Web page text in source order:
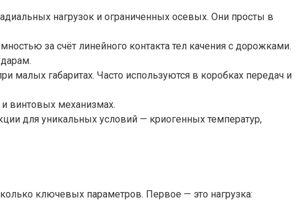
нагрузок и ограниченных осевых. Они просты в
за счёт линейного контакта тел качения с дорожками.
габаритах. Часто используются в коробках передач и
винтовых механизмах.
для уникальных условий — криогенных температур,
ключевых параметров. Первое — это нагрузка: